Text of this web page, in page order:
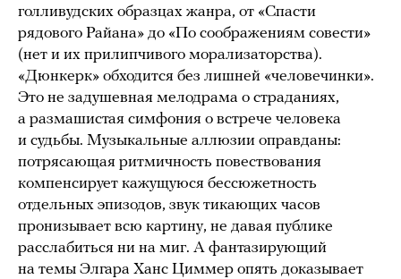
голливудских образцах жанра, от «Спасти
рядового Райана» до «По соображениям совести»
(нет и их прилипчивого морализаторства).
«Дюнкерк» обходится без лишней «человечинки».
Это не задушевная мелодрама о страданиях,
а размашистая симфония о встрече человека
и судьбы. Музыкальные аллюзии оправданы:
потрясающая ритмичность повествования
компенсирует кажущуюся бессюжетность
отдельных эпизодов, звук тикающих часов
пронизывает всю картину, не давая публике
расслабиться ни на миг. А фантазирующий
на темы Элгара Ханс Циммер опять доказывает